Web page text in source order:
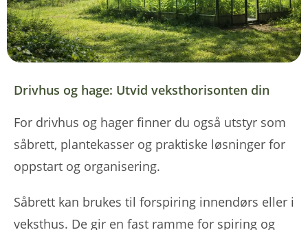
Drivhus og hage: Utvid veksthorisonten din
For drivhus og hager finner du også utstyr som
såbrett, plantekasser og praktiske løsninger for
oppstart og organisering.
Såbrett kan brukes til forspiring innendørs eller i
veksthus. De gir en fast ramme for spiring og